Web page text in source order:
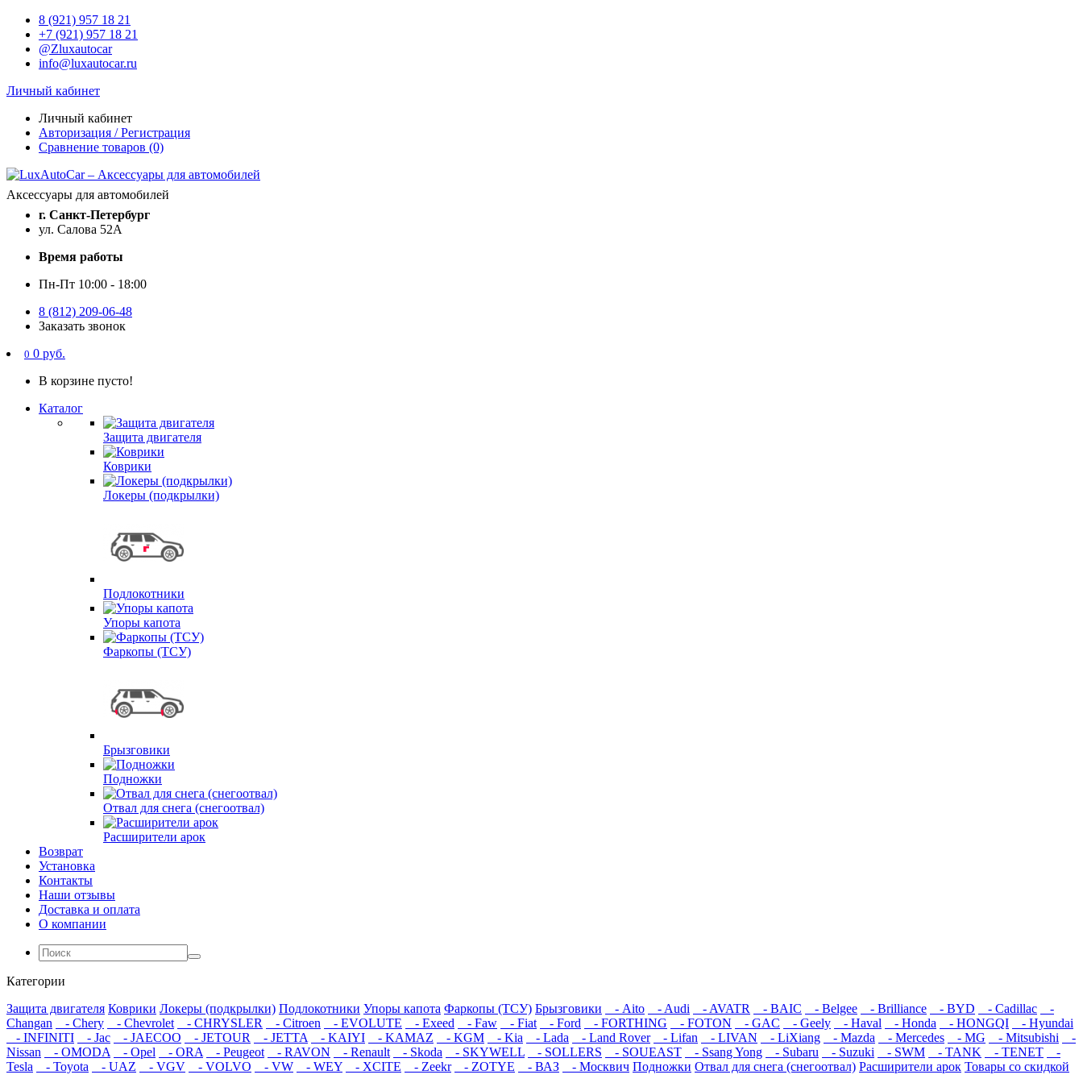
8 (921) 957 18 21
+7 (921) 957 18 21
@Zluxautocar
info@luxautocar.ru
Личный кабинет
Личный кабинет
Авторизация / Регистрация
Сравнение товаров (0)
Аксессуары для автомобилей
г. Санкт-Петербург
ул. Салова 52А
Время работы
Пн-Пт 10:00 - 18:00
8 (812) 209-06-48
Заказать звонок
0 0 руб.
В корзине пусто!
Каталог
Защита двигателя
Коврики
Локеры (подкрылки)
Подлокотники
Упоры капота
Фаркопы (ТСУ)
Брызговики
Подножки
Отвал для снега (снегоотвал)
Расширители арок
Возврат
Установка
Контакты
Наши отзывы
Доставка и оплата
О компании
Категории
Защита двигателя Коврики Локеры (подкрылки) Подлокотники Упоры капота Фаркопы (ТСУ) Брызговики - Aito - Audi - AVATR - BAIC - Belgee - Brilliance - BYD - Cadillac
-
Changan
- Chery - Chevrolet - CHRYSLER - Citroen - EVOLUTE - Exeed - Faw - Fiat - Ford - FORTHING - FOTON - GAC - Geely - Haval - Honda - HONGQI
- Hyundai
- INFINITI
- Jac - JAECOO - JETOUR - JETTA - KAIYI - KAMAZ - KGM - Kia - Lada - Land Rover - Lifan - LIVAN - LiXiang - Mazda - Mercedes - MG - Mitsubishi
-
Nissan
- OMODA - Opel - ORA - Peugeot - RAVON - Renault - Skoda - SKYWELL - SOLLERS - SOUEAST - Ssang Yong - Subaru - Suzuki - SWM - TANK - TENET
-
Tesla
- Toyota - UAZ - VGV - VOLVO - VW - WEY - XCITE - Zeekr - ZOTYE - ВАЗ - Москвич Подножки Отвал для снега (снегоотвал) Расширители арок Товары со скидкой